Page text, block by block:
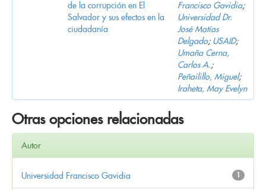
de la corrupción en El
Salvador y sus efectos en la
ciudadanía
Francisco Gavidia;
Universidad Dr.
José Matías
Delgado; USAID;
Umaña Cerna,
Carlos A.;
Peñailillo, Miguel;
Iraheta, May Evelyn
Otras opciones relacionadas
Autor
1
Universidad Francisco Gavidia